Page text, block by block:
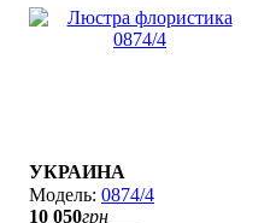
УКРАИНА
0874/4
10 050грн